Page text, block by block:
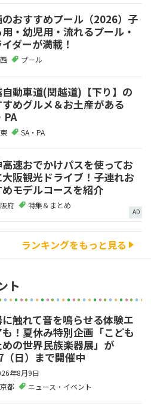
のおすすめプール（2026）子
用・幼児用・流れるプール・
ダーが満載！
プール
自動車道(関越道)【下り】の
めグルメ＆お土産がある
PA
SA・PA
速おでかけパスを使ってお
阪観光ドライブ！子連れお
モデルコースを紹介
府 特集＆まとめ
AD
ランキングをもっと見る
ト
触れて音を鳴らせる体験エ
も！夏休み特別企画「こども
めの世界民族楽器展」が
日）まで開催中
年8月9日
都
ニュース・イベント